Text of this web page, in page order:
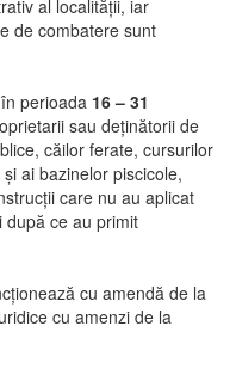
al localității, iar
de combatere sunt
perioada 16 – 31
sau deținătorii de
căilor ferate, cursurilor
ai bazinelor piscicole,
care nu au aplicat
după ce au primit
cu amendă de la
cu amenzi de la